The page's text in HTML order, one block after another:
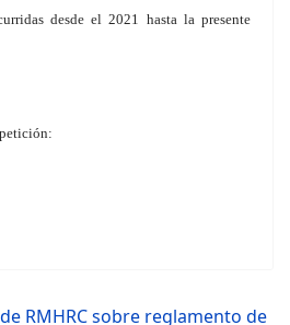
desde el 2021 hasta la presente
RMHRC sobre reglamento de